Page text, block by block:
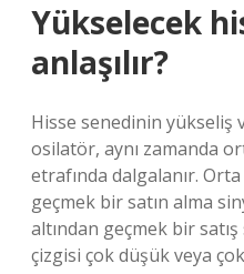
Yükselecek
anlaşılır?
Hisse senedinin yükseliş
osilatör, aynı zamanda
etrafında dalgalanır.
geçmek bir satın alma
altından geçmek bir
çizgisi çok düşük veya